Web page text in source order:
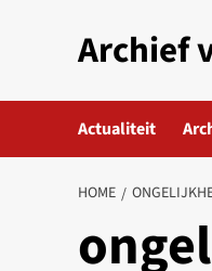
Archief
Actualiteit
HOME